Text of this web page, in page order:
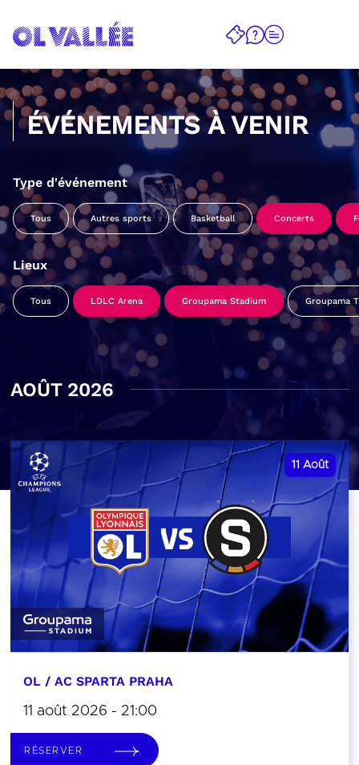
ÉVÉNEMENTS À VENIR
Type d'événement
Tous Autres sports Basketball Concerts
Lieux
Tous LDLC Arena Groupama Stadium Groupama
AOÛT 2026
11 Août
OL / AC SPARTA PRAHA
11 août 2026 - 21:00
RÉSERVER